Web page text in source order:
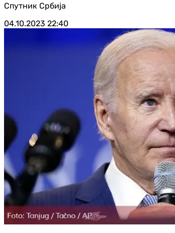
Спутник Србија
04.10.2023 22:40